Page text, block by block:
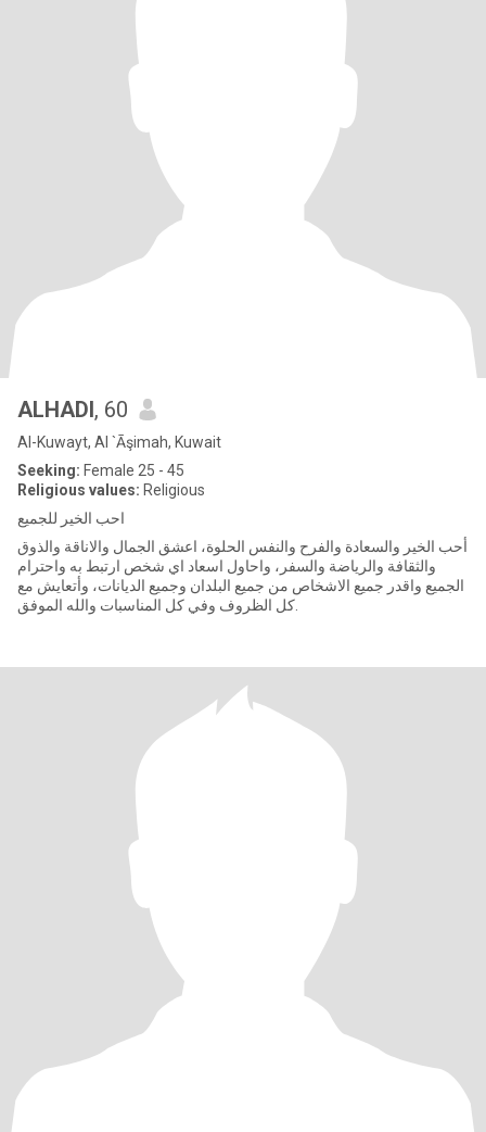
ALHADI, 60
Al-Kuwayt, Al `Āşimah, Kuwait
Seeking: Female 25 - 45
Religious values: Religious
احب الخير للجميع
أحب الخير والسعادة والفرح والنفس الحلوة، اعشق الجمال والاناقة والذوق
والثقافة والرياضة والسفر، واحاول اسعاد اي شخص ارتبط به واحترام
الجميع واقدر جميع الاشخاص من جميع البلدان وجميع الديانات، وأتعايش مع